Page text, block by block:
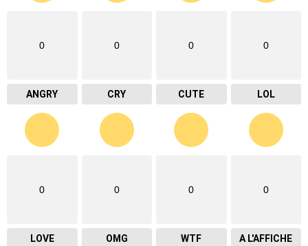
0
ANGRY
0
CRY
0
CUTE
0
LOL
0
LOVE
0
OMG
0
WTF
0
A L'AFFICHE